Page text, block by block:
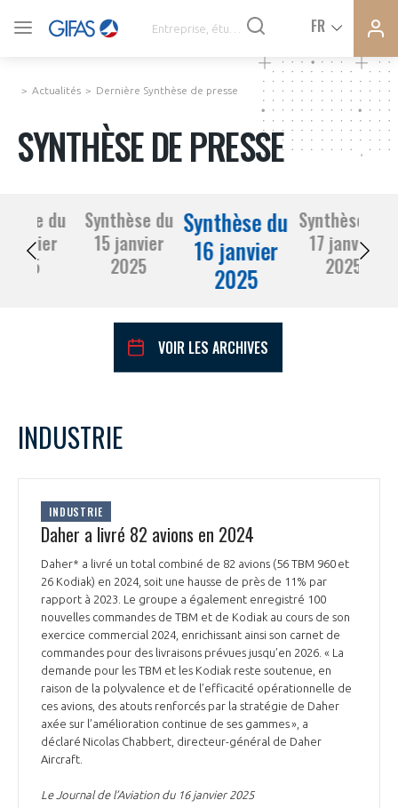
FR
SYNTHÈSE DE PRESSE
COMMUNIQUÉS DE PRESSE
PRÉSENTATION
NOTRE VISION
NOS MISSIONS
NOTRE HISTOIRE
ORGANISATION
LE CONSEIL DU GIFAS
L’ÉQUIPE DU GIFAS
NOS RÉSEAUX À L'INTERNATIONAL
FONCTIONNEMENT
GEADS
COMITÉ AERO PME
STARTAIR
ACCOMPAGNEMENT DE NOS ADHÉRENTS
LES PROGRAMMES DU GIFAS
UN ÉCOSYSTÈME INTÉGRÉ ET COHÉRENT
LA MÉDIATION
LE SALON DU BOURGET
Actualités Dernière Synthèse de presse
SYNTHÈSE DE PRESSE
du
janvier
2025
Synthèse du
15 janvier
2025
Synthèse du
16 janvier
2025
Synthèse du
17 janvier
2025
VOIR LES ARCHIVES
L
1 2 3 4
5
13
16
27
28 29 30 31
INDUSTRIE
INDUSTRIE
Daher a livré 82 avions en 2024
Daher* a livré un total combiné de 82 avions (56 TBM 960 et
26 Kodiak) en 2024, soit une hausse de près de 11% par
rapport à 2023. Le groupe a également enregistré 100
nouvelles commandes de TBM et de Kodiak au cours de son
exercice commercial 2024, enrichissant ainsi son carnet de
commandes pour des livraisons prévues jusqu’en 2026. « La
demande pour les TBM et les Kodiak reste soutenue, en
raison de la polyvalence et de l’efficacité opérationnelle de
ces avions, des atouts renforcés par la stratégie de Daher
axée sur l’amélioration continue de ses gammes », a
déclaré Nicolas Chabbert, directeur-général de Daher
Aircraft.
Le Journal de l’Aviation du 16 janvier 2025
VOUS ÊTES ADHÉRENTS
CONNEXION
PAS ENCORE ADHÉRENT ?
Rejoignez une filière d’excellence et développez
Découvrez les avantages d'adhérer au GIFAS.
programmes ...
DEMANDE D’ADHÉSION
Avez-vous un statut de droit français ?